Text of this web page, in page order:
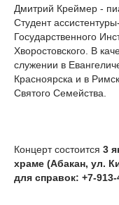
Дмитрий Креймер -
Студент
Государственного
Хворостовского. В
служении в
Красноярска и в
Святого Семейства.
Концерт состоится 3
храме (Абакан, ул.
для справок: +7-